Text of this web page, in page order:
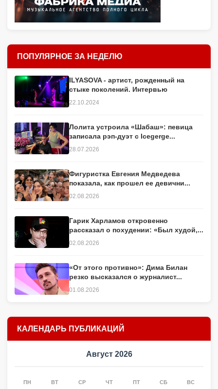
ПОПУЛЯРНОЕ ЗА НЕДЕЛЮ
ILYASOVA - артист, рожденный на
стыке поколений. Интервью
22.10.2024
Лолита устроила «Шабаш»: певица
записала рэп-дуэт с Icegerge...
28.07.2026
Фигуристка Евгения Медведева
показала, как прошел ее девични...
02.08.2026
Гарик Харламов откровенно
рассказал о похудении: «Был худой,...
02.08.2026
«От этого противно»: Дима Билан
резко высказался о журналист...
01.08.2026
КАЛЕНДАРЬ ПУБЛИКАЦИЙ
Август 2026
ПН ВТ СР ЧТ ПТ СБ ВС